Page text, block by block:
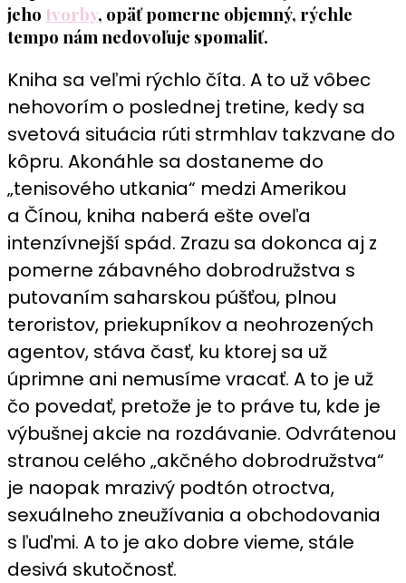
jeho tvorby, opäť pomerne objemný, rýchle
tempo nám nedovoľuje spomaliť.
Kniha sa veľmi rýchlo číta. A to už vôbec
nehovorím o poslednej tretine, kedy sa
svetová situácia rúti strmhlav takzvane do
kôpru. Akonáhle sa dostaneme do
„tenisového utkania“ medzi Amerikou
a Čínou, kniha naberá ešte oveľa
intenzívnejší spád. Zrazu sa dokonca aj z
pomerne zábavného dobrodružstva s
putovaním saharskou púšťou, plnou
teroristov, priekupníkov a neohrozených
agentov, stáva časť, ku ktorej sa už
úprimne ani nemusíme vracať. A to je už
čo povedať, pretože je to práve tu, kde je
výbušnej akcie na rozdávanie. Odvrátenou
stranou celého „akčného dobrodružstva“
je naopak mrazivý podtón otroctva,
sexuálneho zneužívania a obchodovania
s ľuďmi. A to je ako dobre vieme, stále
desivá skutočnosť.